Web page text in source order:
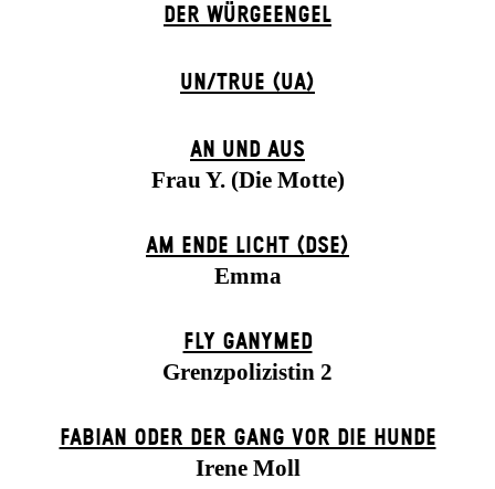
DER WÜR­GE­ENG­EL
UN/TRUE (UA)
AN UND AUS
Frau Y. (Die Motte)
AM ENDE LICHT (DSE)
Emma
FLY GANYMED
Grenzpolizistin 2
FABIAN ODER DER GANG VOR DIE HUNDE
Irene Moll